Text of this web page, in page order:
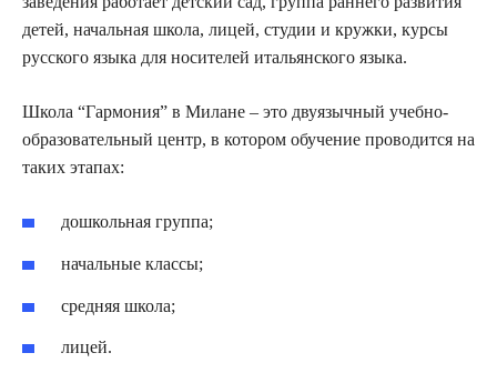
детей, начальная школа, лицей, студии и кружки, курсы
русского языка для носителей итальянского языка.
Школа “Гармония” в Милане – это двуязычный учебно-
образовательный центр, в котором обучение проводится на
таких этапах:
дошкольная группа;
начальные классы;
средняя школа;
лицей.